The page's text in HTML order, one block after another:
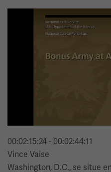
00:02:15:24 - 00:02:44:11
Vince Vaise
Washington, D.C., se situe